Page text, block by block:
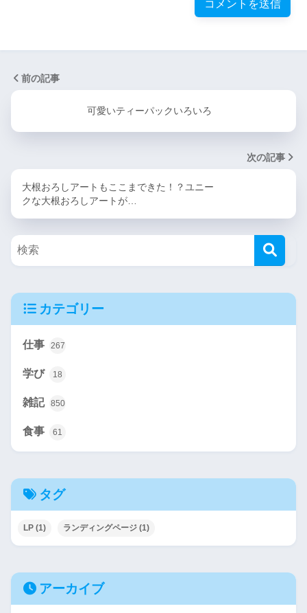
前の記事
可愛いティーパックいろいろ
次の記事
大根おろしアートもここまできた！？ユニー
クな大根おろしアートが…
カテゴリー
仕事 267
学び 18
雑記 850
食事 61
タグ
LP (1) ランディングページ (1)
アーカイブ